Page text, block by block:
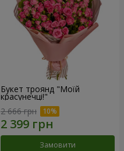
Букет троянд "Моїй
красунечці!"
2 666 грн
Замовити